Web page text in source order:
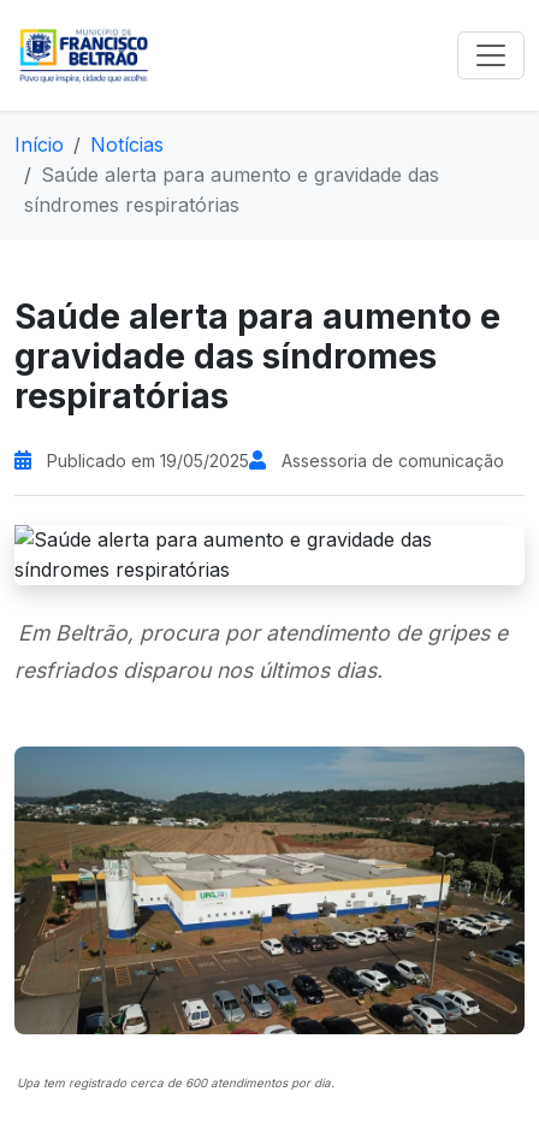
Início
Notícias
Saúde alerta para aumento e gravidade das
síndromes respiratórias
Saúde alerta para aumento e
gravidade das síndromes
respiratórias
Publicado em 19/05/2025 Assessoria de comunicação
Em Beltrão, procura por atendimento de gripes e
resfriados disparou nos últimos dias.
Upa tem registrado cerca de 600 atendimentos por dia.